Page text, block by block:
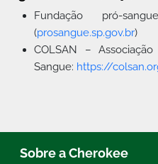
Fundação pró-
(prosangue.sp.gov.br)
COLSAN –
Sangue: https://
Sobre a Cherokee